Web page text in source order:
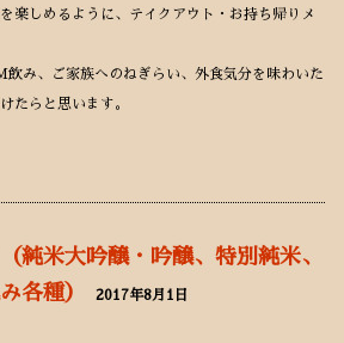
楽しめるように、テイクアウト・お持ち帰りメ
み、ご家族へのねぎらい、外食気分を味わいた
たらと思います。
純米大吟醸・吟醸、特別純米、
各種）
2017年8月1日